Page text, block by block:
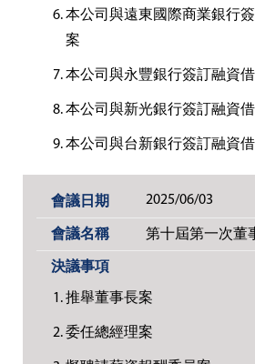
本公司與遠東國際商業銀行
案
本公司與永豐銀行簽訂融資
本公司與新光銀行簽訂融資
本公司與台新銀行簽訂融資
2025/06/03
第十屆第一次董
推舉董事長案
委任總經理案